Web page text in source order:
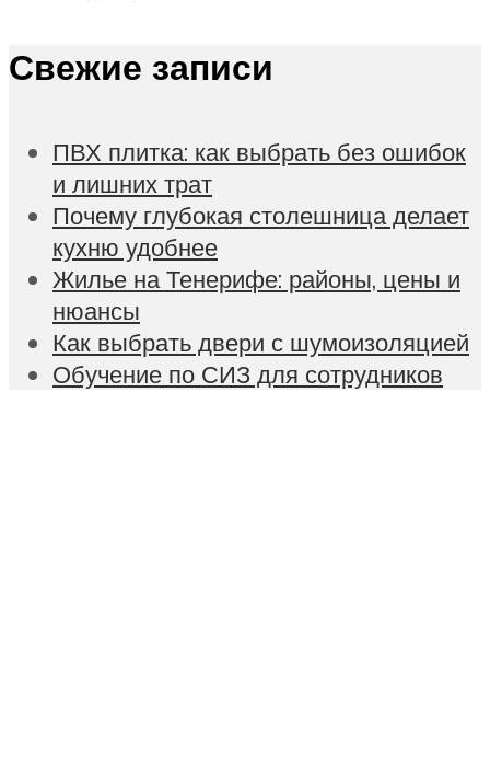
Свежие записи
ПВХ плитка: как выбрать без ошибок
и лишних трат
Почему глубокая столешница делает
кухню удобнее
Жилье на Тенерифе: районы, цены и
нюансы
Как выбрать двери с шумоизоляцией
Обучение по СИЗ для сотрудников